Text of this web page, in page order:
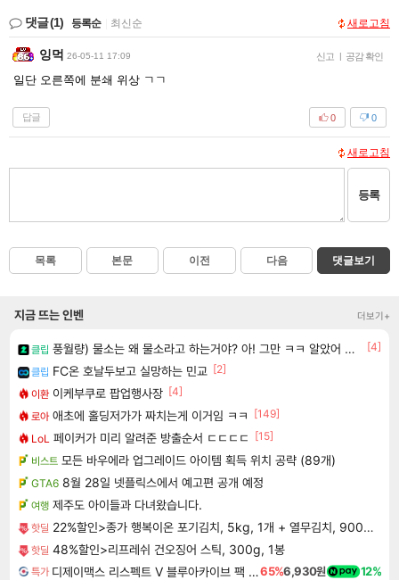
댓글(1) 등록순 최신순 새로고침
잉먹 26-05-11 17:09 신고 | 공감 확인
일단 오른쪽에 분쇄 위상 ㄱㄱ
답글 0
0
새로고침
등록
목록 본문 이전 다음 댓글보기
지금 뜨는 인벤 더보기+
클립 풍월량) 물소는 왜 물소라고 하는거야? 아! 그만 ㅋㅋ 알았어 ㅋㅋ
[4]
클립 FC온 호날두보고 실망하는 민교 [2]
이환 이케부쿠로 팝업행사장 [4]
로아 애초에 홀딩저가가 짜치는게 이거임 ㅋㅋ
[149]
LoL 페이커가 미리 알려준 방출순서 ㄷㄷㄷㄷ
[15]
비스트 모든 바우에라 업그레이드 아이템 획득 위치 공략 (89개)
GTA6 8월 28일 넷플릭스에서 예고편 공개 예정
여행 제주도 아이들과 다녀왔습니다.
핫딜 22%할인>종가 행복이온 포기김치, 5kg, 1개 + 열무김치, 900g, 1개
핫딜 48%할인>리프레쉬 건오징어 스틱, 300g, 1봉
특가 디제이맥스 리스펙트 V 블루아카이브 팩 DJMAX RESPECT V Blue Archive Pack DLC65%6,930원 12%